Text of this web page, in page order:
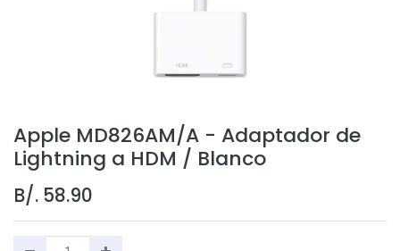
Apple MD826AM/A - Adaptador de
Lightning a HDM / Blanco
B/. 58.90